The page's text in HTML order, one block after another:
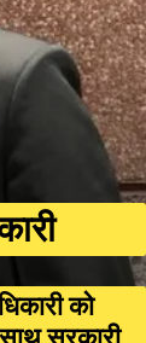
को